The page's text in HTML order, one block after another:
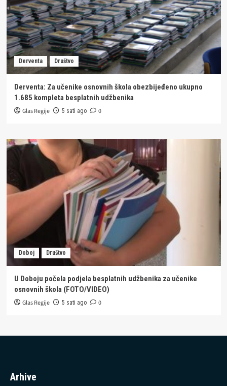
Derventa Društvo
Derventa: Za učenike osnovnih škola obezbijeđeno ukupno
1.685 kompleta besplatnih udžbenika
Glas Regije 5 sati ago 0
Doboj Društvo
U Doboju počela podjela besplatnih udžbenika za učenike
osnovnih škola (FOTO/VIDEO)
Glas Regije 5 sati ago 0
Arhive